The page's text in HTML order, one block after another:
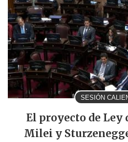
SESIÓN
El proyecto de Ley
Milei y